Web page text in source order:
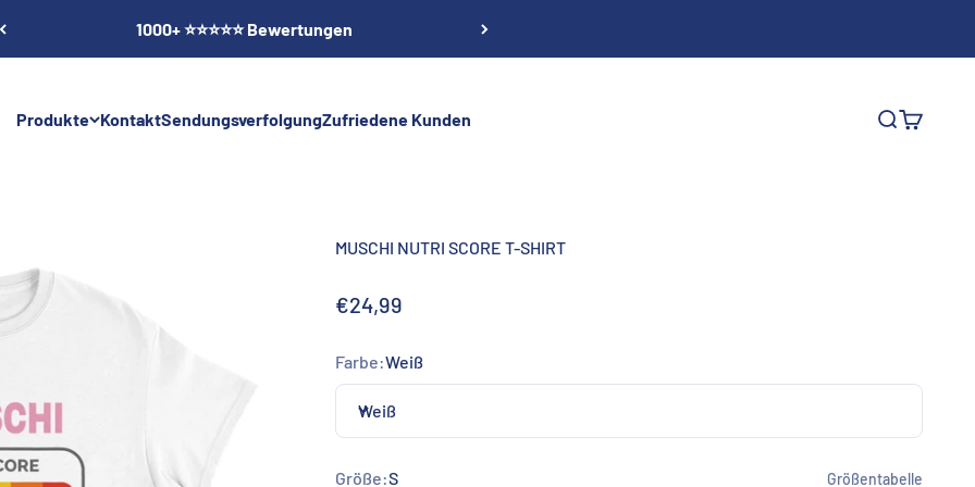
1000+ ⭐⭐⭐⭐⭐ Bewertungen
Produkte KontaktSendungsverfolgungZufriedene Kunden Suche
MUSCHI NUTRI SCORE T-SHIRT
Angebot
€24,99
Farbe:Weiß
Weiß
Größe:S Größentabelle